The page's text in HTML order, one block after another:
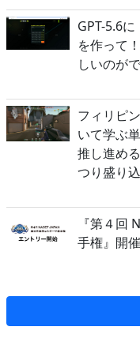
GPT-5.6
を作って
しいのが
フィリピ
いて学ぶ
推し進め
つり盛り
『第４回
手権』開